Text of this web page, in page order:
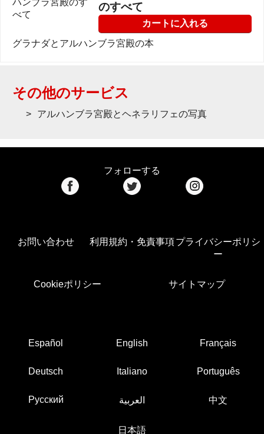
のすべて
カートに入れる
グラナダとアルハンブラ宮殿の本
その他のサービス
アルハンブラ宮殿とヘネラリフェの写真
フォローする
お問い合わせ 利用規約・免責事項プライバシーポリシ
ー
Cookieポリシー サイトマップ
Español English Français
Deutsch Italiano Português
Русский العربية 中文
日本語